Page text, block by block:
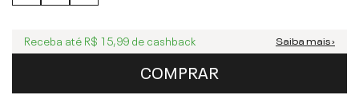
Receba até R$ 15,99 de cashback Saiba mais ›
COMPRAR